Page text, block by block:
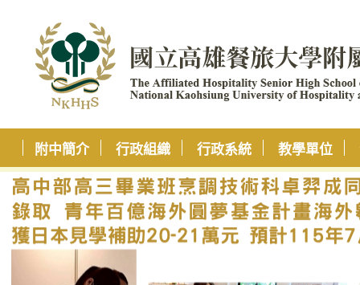
附中簡介 行政組織 行政系統 教學單位